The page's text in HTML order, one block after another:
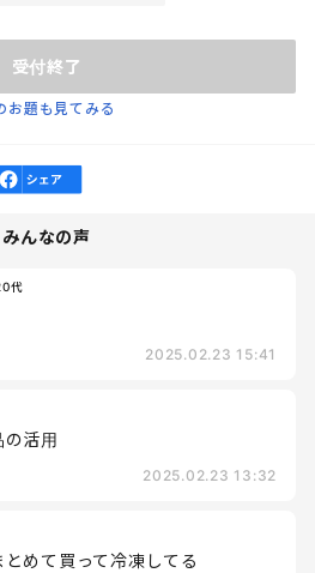
受付終了
お題も見てみる
みんなの声
代
2025.02.23 15:41
の活用
2025.02.23 13:32
めて買って冷凍してる